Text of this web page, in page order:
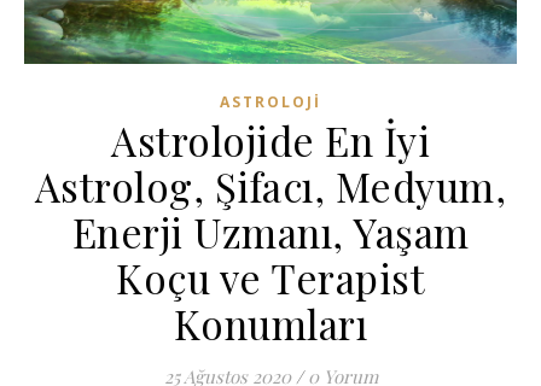
ASTROLOJI
Astrolojide En İyi
Astrolog, Şifacı, Medyum,
Enerji Uzmanı, Yaşam
Koçu ve Terapist
Konumları
25 Ağustos 2020 / 0 Yorum